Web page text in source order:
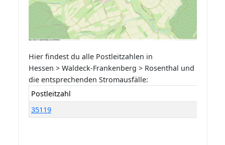
Hier findest du alle Postleitzahlen in
Hessen > Waldeck-Frankenberg > Rosenthal und
die entsprechenden Stromausfälle:
Postleitzahl
35119